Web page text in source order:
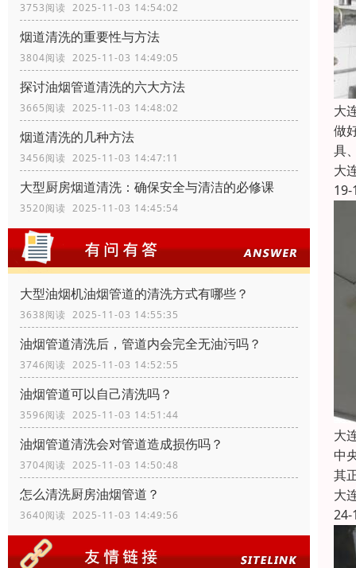
3753阅读 2025-11-03 14:54:02
烟道清洗的重要性与方法
3804阅读 2025-11-03 14:49:05
探讨油烟管道清洗的六大方法
3665阅读 2025-11-03 14:48:02
烟道清洗的几种方法
3456阅读 2025-11-03 14:47:11
大型厨房烟道清洗：确保安全与清洁的必修课
3520阅读 2025-11-03 14:45:54
大型油烟机油烟管道的清洗方式有哪些？
3638阅读 2025-11-03 14:55:35
油烟管道清洗后，管道内会完全无油污吗？
3746阅读 2025-11-03 14:52:55
油烟管道可以自己清洗吗？
3596阅读 2025-11-03 14:51:44
油烟管道清洗会对管道造成损伤吗？
3704阅读 2025-11-03 14:50:48
怎么清洗厨房油烟管道？
3640阅读 2025-11-03 14:49:56
大
做
具
大
19-
大
中
其
大
24-